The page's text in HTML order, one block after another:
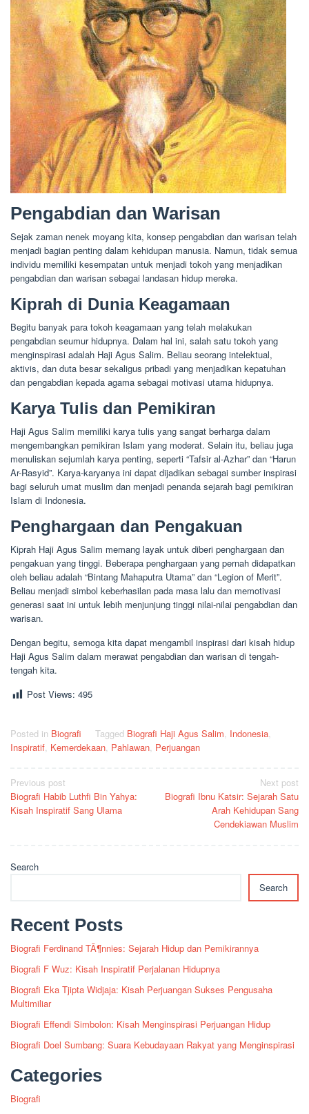
Pengabdian dan Warisan
Sejak zaman nenek moyang kita, konsep pengabdian dan warisan telah
menjadi bagian penting dalam kehidupan manusia. Namun, tidak semua
individu memiliki kesempatan untuk menjadi tokoh yang menjadikan
pengabdian dan warisan sebagai landasan hidup mereka.
Kiprah di Dunia Keagamaan
Begitu banyak para tokoh keagamaan yang telah melakukan
pengabdian seumur hidupnya. Dalam hal ini, salah satu tokoh yang
menginspirasi adalah Haji Agus Salim. Beliau seorang intelektual,
aktivis, dan duta besar sekaligus pribadi yang menjadikan kepatuhan
dan pengabdian kepada agama sebagai motivasi utama hidupnya.
Karya Tulis dan Pemikiran
Haji Agus Salim memiliki karya tulis yang sangat berharga dalam
mengembangkan pemikiran Islam yang moderat. Selain itu, beliau juga
menuliskan sejumlah karya penting, seperti “Tafsir al-Azhar” dan “Harun
Ar-Rasyid”. Karya-karyanya ini dapat dijadikan sebagai sumber inspirasi
bagi seluruh umat muslim dan menjadi penanda sejarah bagi pemikiran
Islam di Indonesia.
Penghargaan dan Pengakuan
Kiprah Haji Agus Salim memang layak untuk diberi penghargaan dan
pengakuan yang tinggi. Beberapa penghargaan yang pernah didapatkan
oleh beliau adalah “Bintang Mahaputra Utama” dan “Legion of Merit”.
Beliau menjadi simbol keberhasilan pada masa lalu dan memotivasi
generasi saat ini untuk lebih menjunjung tinggi nilai-nilai pengabdian dan
warisan.
Dengan begitu, semoga kita dapat mengambil inspirasi dari kisah hidup
Haji Agus Salim dalam merawat pengabdian dan warisan di tengah-
tengah kita.
Post Views: 495
Posted in Biografi Tagged Biografi Haji Agus Salim, Indonesia,
Inspiratif, Kemerdekaan, Pahlawan, Perjuangan
Post
navigation
Previous post
Biografi Habib Luthfi Bin Yahya:
Kisah Inspiratif Sang Ulama
Next post
Biografi Ibnu Katsir: Sejarah Satu
Arah Kehidupan Sang
Cendekiawan Muslim
Search
Search
Recent Posts
Biografi Ferdinand TÃ¶nnies: Sejarah Hidup dan Pemikirannya
Biografi F Wuz: Kisah Inspiratif Perjalanan Hidupnya
Biografi Eka Tjipta Widjaja: Kisah Perjuangan Sukses Pengusaha
Multimiliar
Biografi Effendi Simbolon: Kisah Menginspirasi Perjuangan Hidup
Biografi Doel Sumbang: Suara Kebudayaan Rakyat yang Menginspirasi
Categories
Biografi